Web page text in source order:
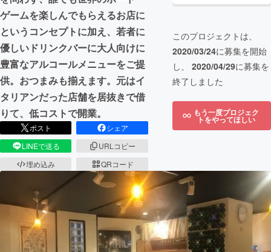
ゲームを楽しんでもらえるお店に
というコンセプトに加え、若者に
優しいドリンクバーに大人向けに
豊富なアルコールメニューをご提
供。おつまみも揃えます。元はイ
タリアンだった店舗を居抜きで借
りて、低コストで開業。
ポスト
シェア
LINEで送る
URLコピー
埋め込み
QRコード
このプロジェクトは、
2020/03/24に募集を開始
し、 2020/04/29に募集を
終了しました
もう一度プロジェク
トをやってほしい